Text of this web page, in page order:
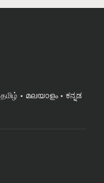
தமிழ் മലയാളം
ಕನ್ನಡ